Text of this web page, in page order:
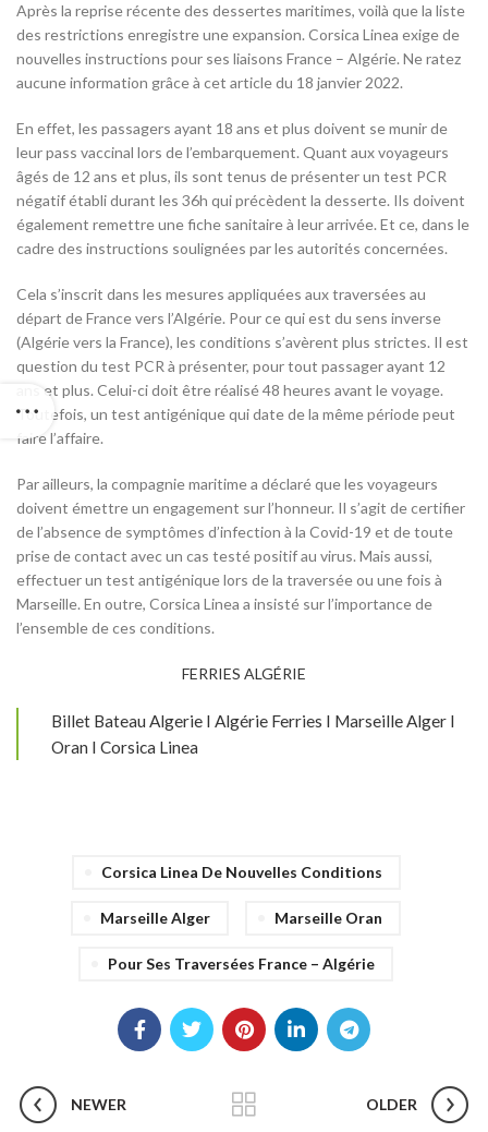
Après la reprise récente des dessertes maritimes, voilà que la liste
des restrictions enregistre une expansion. Corsica Linea exige de
nouvelles instructions pour ses liaisons France – Algérie. Ne ratez
aucune information grâce à cet article du 18 janvier 2022.
En effet, les passagers ayant 18 ans et plus doivent se munir de
leur pass vaccinal lors de l’embarquement. Quant aux voyageurs
âgés de 12 ans et plus, ils sont tenus de présenter un test PCR
négatif établi durant les 36h qui précèdent la desserte. Ils doivent
également remettre une fiche sanitaire à leur arrivée. Et ce, dans le
cadre des instructions soulignées par les autorités concernées.
Cela s’inscrit dans les mesures appliquées aux traversées au
départ de France vers l’Algérie. Pour ce qui est du sens inverse
(Algérie vers la France), les conditions s’avèrent plus strictes. Il est
question du test PCR à présenter, pour tout passager ayant 12
ans et plus. Celui-ci doit être réalisé 48 heures avant le voyage.
Toutefois, un test antigénique qui date de la même période peut
faire l’affaire.
Par ailleurs, la compagnie maritime a déclaré que les voyageurs
doivent émettre un engagement sur l’honneur. Il s’agit de certifier
de l’absence de symptômes d’infection à la Covid-19 et de toute
prise de contact avec un cas testé positif au virus. Mais aussi,
effectuer un test antigénique lors de la traversée ou une fois à
Marseille. En outre, Corsica Linea a insisté sur l’importance de
l’ensemble de ces conditions.
FERRIES ALGÉRIE
Billet Bateau Algerie I Algérie Ferries I Marseille Alger I
Oran I Corsica Linea
Corsica Linea De Nouvelles Conditions
Marseille Alger Marseille Oran
Pour Ses Traversées France – Algérie
NEWER OLDER